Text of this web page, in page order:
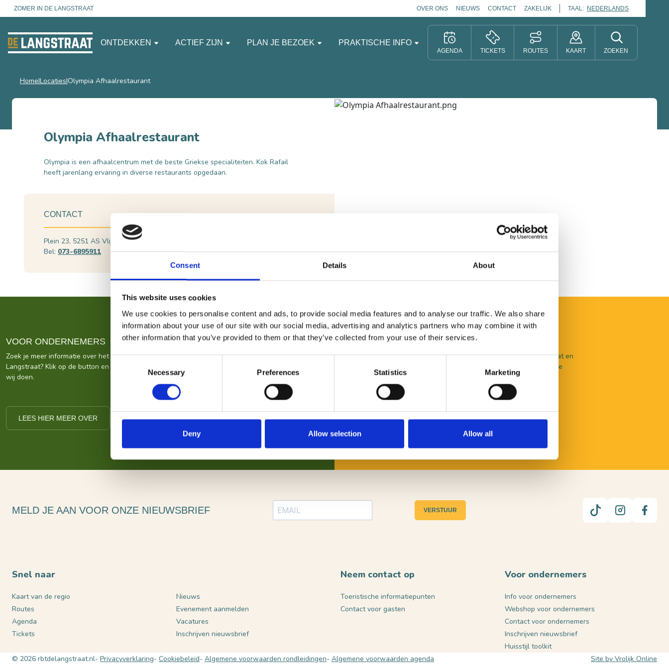
Consent Details About
This website uses cookies
We use cookies to personalise content and ads, to provide social media features and to analyse our traffic. We also share
information about your use of our site with our social media, advertising and analytics partners who may combine it with
other information that you’ve provided to them or that they’ve collected from your use of their services.
Necessary Preferences Statistics Marketing
Deny Allow selection Allow all
ZOMER IN DE LANGSTRAAT OVER ONS NIEUWS CONTACT ZAKELIJK TAAL: NEDERLANDS
ONTDEKKEN ACTIEF ZIJN PLAN JE BEZOEK PRAKTISCHE INFO
AGENDA TICKETS ROUTES KAART ZOEKEN
Home Locaties Olympia Afhaalrestaurant
Olympia Afhaalrestaurant
Olympia is een afhaalcentrum met de beste Griekse specialiteiten. Kok Rafail
heeft jarenlang ervaring in diverse restaurants opgedaan.
CONTACT
Plein 23, 5251 AS Vlijmen
Bel: 073-6895911
VOOR ONDERNEMERS
Zoek je meer informatie over het bedrijf achter Bezoek De
Langstraat? Klik op de button en kom alles te weten over ons wat
wij doen.
LEES HIER MEER OVER
VOOR BEZOEKERS
Benieuwd naar wat er allemaal te beleven valt in De Langstraat en
wil je daarover graag persoonlijk advies? Je kunt terecht bij onze
Toeristische Informatiepunten.
TIP'S
MELD JE AAN VOOR ONZE NIEUWSBRIEF VERSTUUR
Snel naar
Kaart van de regio
Routes
Agenda
Tickets
Nieuws
Evenement aanmelden
Vacatures
Inschrijven nieuwsbrief
Neem contact op
Toeristische informatiepunten
Contact voor gasten
Voor ondernemers
Info voor ondernemers
Webshop voor ondernemers
Contact voor ondernemers
Inschrijven nieuwsbrief
Huisstijl toolkit
© 2026 rbtdelangstraat.nl Privacyverklaring Cookiebeleid Algemene voorwaarden rondleidingen Algemene voorwaarden agenda Site by Vrolijk Online